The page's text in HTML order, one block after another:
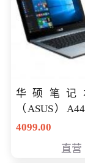
华硕笔记
（ASUS）
顽石（7代i7-
4099.00
直营